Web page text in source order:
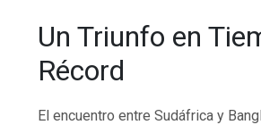
Un Triunfo en
Récord
El encuentro entre Sudáfrica y